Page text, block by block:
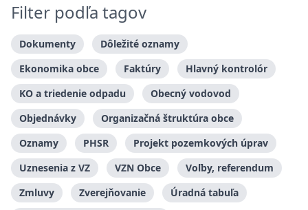
Filter podľa tagov
Dokumenty
Dôležité oznamy
Ekonomika obce
Faktúry
Hlavný kontrolór
KO a triedenie odpadu
Obecný vodovod
Objednávky
Organizačná štruktúra obce
Oznamy
PHSR
Projekt pozemkových úprav
Uznesenia z VZ
VZN Obce
Voľby, referendum
Zmluvy
Zverejňovanie
Úradná tabuľa